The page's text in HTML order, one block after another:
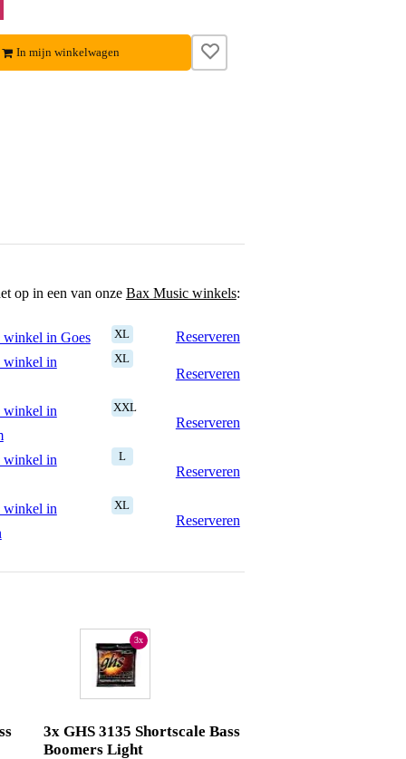
In mijn winkelwagen
op in een van onze Bax Music winkels:
in Goes XL
Reserveren
winkel in
XL
Reserveren
winkel in
XXL
Reserveren
winkel in
L
Reserveren
winkel in
XL
Reserveren
3x
3x GHS 3135 Shortscale Bass
Boomers Light